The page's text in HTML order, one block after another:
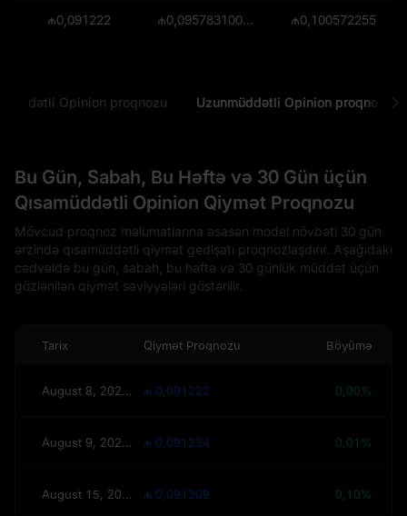
₼0,091222 ₼0,0957831000000000068 ₼0,100572255
Opinion proqnozu Uzunmüddətli Opinion proqnozu
Bu Gün, Sabah, Bu Həftə və 30 Gün üçün
Qısamüddətli Opinion Qiymət Proqnozu
Mövcud proqnoz məlumatlarına əsasən model növbəti 30 gün
ərzində qısamüddətli qiymət gedişatı proqnozlaşdırır. Aşağıdakı
cədvəldə bu gün, sabah, bu həftə və 30 günlük müddət üçün
gözlənilən qiymət səviyyələri göstərilir.
Tarix Qiymət Proqnozu Böyümə
August 8, 2026(Bu gün) ₼ 0,091222 0,00%
August 9, 2026(Sabah) ₼ 0,091234 0,01%
August 15, 2026(Bu Həftə) ₼ 0,091309 0,10%